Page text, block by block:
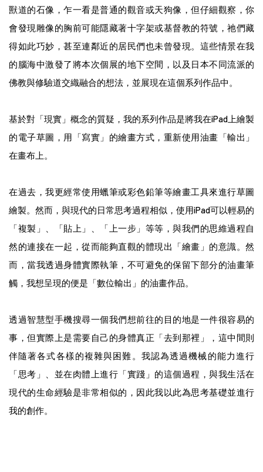
獸道的石像，乍一看是普通的觀音或天狗像，但仔細觀察，你
會發現雕像的胸前可能隱藏著十字架或基督教的符號，祂們藏
得如此巧妙，甚至連鄰近的居民們也未曾發現。這些情景在我
的腦海中激發了將本次個展的地下空間，以及日本不同流派的
佛教與修驗道交織融合的想法，並展現在這個系列作品中。
基於對「現實」概念的質疑，我的系列作品是將我在iPad上繪製
的電子草圖，用「寫實」的繪畫方式，重新使用油畫「輸出」
在畫布上。
在過去，我更經常使用蠟筆或彩色鉛筆等繪畫工具來進行草圖
繪製。然而，與現代的日常思考過程相似，使用iPad可以輕易的
「複製」、「貼上」、「上一步」等等，與我們的思維過程自
然的連接在一起，從而能夠直觀的體現出「繪畫」的意識。然
而，當我透過身體實際執筆，不可避免的保留下部分的油畫筆
觸，我想呈現的便是「數位輸出」的油畫作品。
透過智慧型手機搜尋一個我們想前往的目的地是一件很容易的
事，但實際上是需要自己的身體真正「去到那裡」，這中間則
伴隨著各式各樣的複雜與困難。我認為透過機械的能力進行
「思考」、並在肉體上進行「實踐」的這個過程，與我生活在
現代的生命經驗是非常相似的，因此我以此為思考基礎並進行
我的創作。